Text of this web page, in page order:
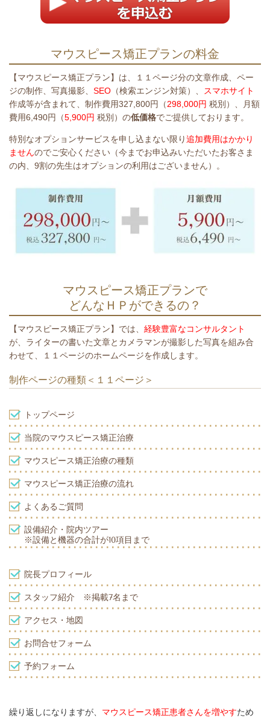
マウスピース矯正プランの料金
【マウスピース矯正プラン】は、
１１ページ分の文章作成、ペー
ジの制作、写真撮影、 SEO （検索エンジン対策）、
スマホサイト
作成等が含まれて、制作費用327,800円（298,000円 税別）、月額
費用6,490円（5,900円 税別）の低価格でご提供しております。
特別なオプションサービスを申し込まない限り追加費用はかかり
ませんのでご安心ください（今までお申込みいただいたお客さま
の内、9割の先生はオプションの利用はございません）。
マウスピース矯正プランで
どんなＨＰができるの？
【マウスピース矯正プラン】では、 経験豊富なコンサルタント
が、ライターの書いた文章とカメラマンが撮影した写真を組み合
わせて、１１ページのホームページを作成します。
制作ページの種類＜１１ページ＞
トップページ
当院のマウスピース矯正治療
マウスピース矯正治療の種類
マウスピース矯正治療の流れ
よくあるご質問
設備紹介・院内ツアー
※設備と機器の合計が10項目まで
院長プロフィール
スタッフ紹介 ※掲載7名まで
アクセス・地図
お問合せフォーム
予約フォーム
繰り返しになりますが、 マウスピース矯正患者さんを増やすため